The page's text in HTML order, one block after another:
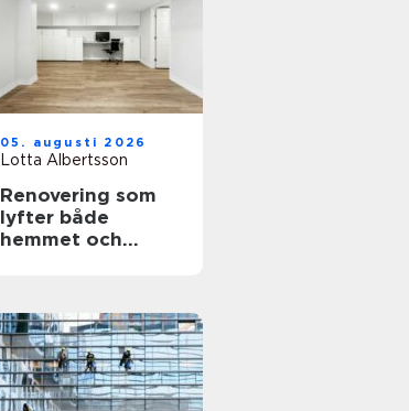
05. augusti 2026
Lotta Albertsson
Renovering som
lyfter både
hemmet och